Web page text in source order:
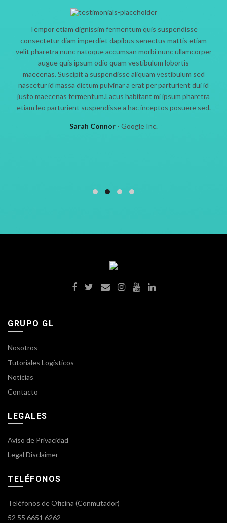
Tempor etiam dignissim fermentum quis suspendisse
consectetur diam imperdiet dapibus senectus mattis etiam
velit pharetra nunc natoque accumsan morbi nunc ullamcorper
augue quis ipsum odio quam vestibulum lobortis
maecenas. Suscipit a suspendisse aliquam vestibulum sed
nascetur id massa dictum pulvinar a erat per parturient dui id
justo maecenas fermentum.Lacus habitant mi ipsum pharetra
etiam leo parturient suspendisse a hac inceptos posuere sed.
Sarah Connor Google Inc.
GRUPO GL
Nosotros
Tutoriales Logísticos
Noticias
Contacto
LEGALES
Aviso de Privacidad
Legal Disclaimer
TELÉFONOS
Teléfonos de Oficina (Conmutador)
52 55 6651 6262